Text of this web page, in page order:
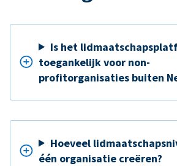
Is het
toegankelijk voor non-
profitorganisaties buiten
Hoeveel
één organisatie creëren?